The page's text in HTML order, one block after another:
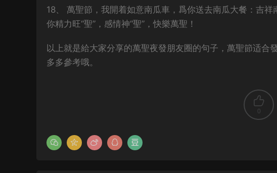
18、 萬聖節，我開着如意南瓜車，爲你送去南瓜大餐：吉
你精力旺“聖”，感情神“聖”，快樂萬聖！
以上就是給大家分享的萬聖夜發朋友圈的句子，萬聖節适合
多多參考哦。
0